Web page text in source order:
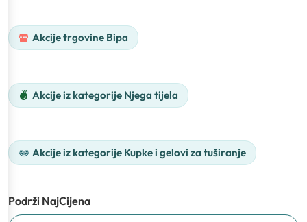
Akcije trgovine Bipa
Akcije iz kategorije Njega tijela
Akcije iz kategorije Kupke i gelovi za tuširanje
Podrži NajCijena